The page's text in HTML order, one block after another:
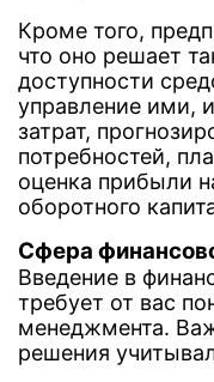
Кроме того,
что оно решает
доступности
управление ими,
затрат,
потребностей,
оценка прибыли
оборотного
Сфера
Введение в
требует от вас
менеджмента.
решения